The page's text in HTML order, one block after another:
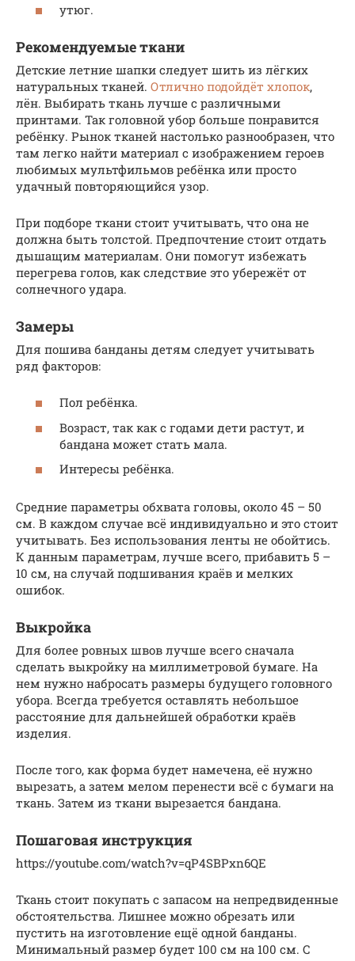
утюг.
Рекомендуемые ткани
Детские летние шапки следует шить из лёгких
натуральных тканей. Отлично подойдёт хлопок,
лён. Выбирать ткань лучше с различными
принтами. Так головной убор больше понравится
ребёнку. Рынок тканей настолько разнообразен, что
там легко найти материал с изображением героев
любимых мультфильмов ребёнка или просто
удачный повторяющийся узор.
При подборе ткани стоит учитывать, что она не
должна быть толстой. Предпочтение стоит отдать
дышащим материалам. Они помогут избежать
перегрева голов, как следствие это убережёт от
солнечного удара.
Замеры
Для пошива банданы детям следует учитывать
ряд факторов:
Пол ребёнка.
Возраст, так как с годами дети растут, и
бандана может стать мала.
Интересы ребёнка.
Средние параметры обхвата головы, около 45 – 50
см. В каждом случае всё индивидуально и это стоит
учитывать. Без использования ленты не обойтись.
К данным параметрам, лучше всего, прибавить 5 –
10 см, на случай подшивания краёв и мелких
ошибок.
Выкройка
Для более ровных швов лучше всего сначала
сделать выкройку на миллиметровой бумаге. На
нем нужно набросать размеры будущего головного
убора. Всегда требуется оставлять небольшое
расстояние для дальнейшей обработки краёв
изделия.
После того, как форма будет намечена, её нужно
вырезать, а затем мелом перенести всё с бумаги на
ткань. Затем из ткани вырезается бандана.
Пошаговая инструкция
https://youtube.com/watch?v=qP4SBPxn6QE
Ткань стоит покупать с запасом на непредвиденные
обстоятельства. Лишнее можно обрезать или
пустить на изготовление ещё одной банданы.
Минимальный размер будет 100 см на 100 см. С